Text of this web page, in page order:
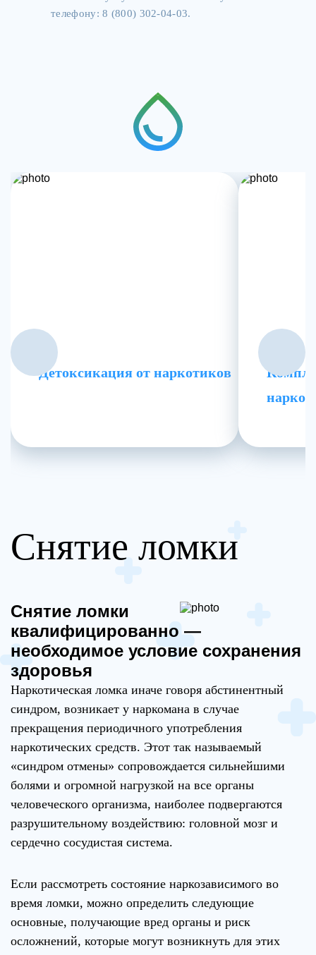
телефону: 8 (800) 302-04-03.
Детоксикация от наркотиков
Снятие ломки
Снятие ломки
квалифицированно —
необходимое условие сохранения
здоровья
Наркотическая ломка иначе говоря абстинентный
синдром, возникает у наркомана в случае
прекращения периодичного употребления
наркотических средств. Этот так называемый
«синдром отмены» сопровождается сильнейшими
болями и огромной нагрузкой на все органы
человеческого организма, наиболее подвергаются
разрушительному воздействию: головной мозг и
сердечно сосудистая система.
Если рассмотреть состояние наркозависимого во
время ломки, можно определить следующие
основные, получающие вред органы и риск
осложнений, которые могут возникнуть для этих